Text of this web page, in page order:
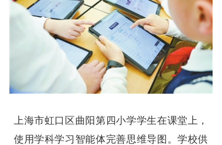
上海市虹口区曲阳第四小学学生在课堂上，
使用学科学习智能体完善思维导图。学校供